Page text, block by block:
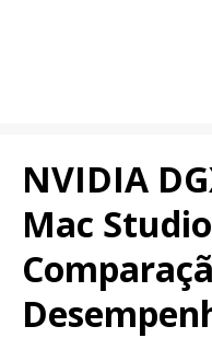
NVIDIA
Mac